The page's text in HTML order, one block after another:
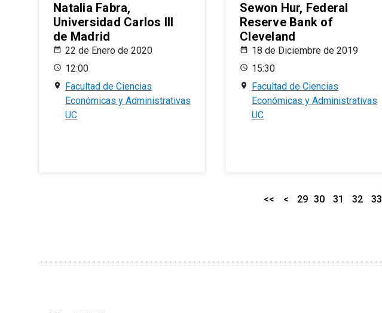
Natalia Fabra,
Universidad Carlos III
de Madrid
22 de Enero de 2020
12:00
Facultad de Ciencias
Económicas y Administrativas
UC
Sewon Hur, Federal
Reserve Bank of
Cleveland
18 de Diciembre de 2019
15:30
Facultad de Ciencias
Económicas y Administrativas
UC
<< < 29 30 31 32 33